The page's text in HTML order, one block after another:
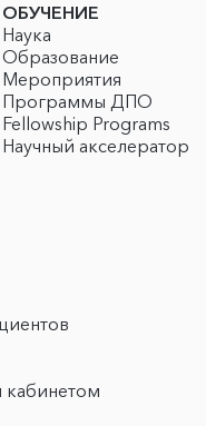
ОБУЧЕНИЕ
Наука
Образование
Мероприятия
Программы ДПО
Fellowship Programs
Научный акселератор
кабинетом